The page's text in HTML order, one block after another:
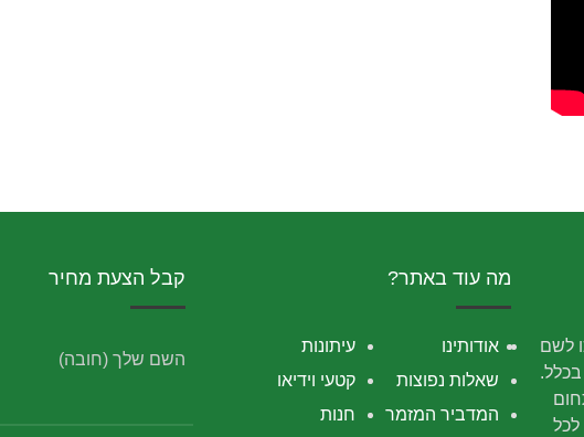
לשם
שנה תחום
מה עוד באתר?
עיתונות
אודותינו
קטעי וידיאו
שאלות נפוצות
חנות
המדביר המזמר
קבל הצעת מחיר
השם שלך (חובה)